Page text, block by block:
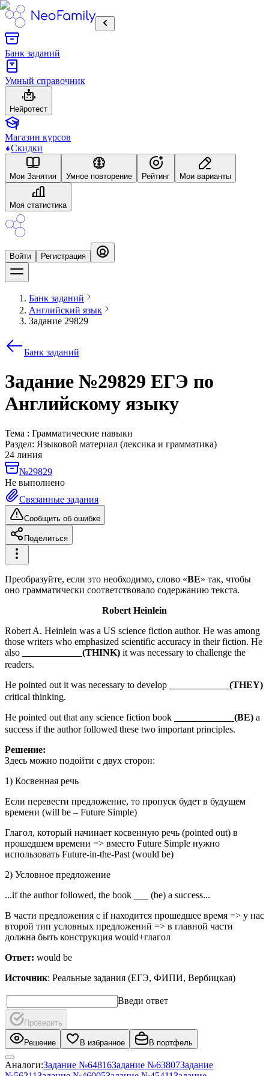
Банк заданий
Умный справочник
Нейротест
Магазин курсов
Скидки
Mои Занятия Умное повторение Рейтинг Мои варианты
Моя статистика
Войти Регистрация
Банк заданий
Английский язык
Задание 29829
Банк заданий
Задание №29829 ЕГЭ по
Английскому языку
Тема : Грамматические навыки
Раздел: Языковой материал (лексика и грамматика)
24 линия
№29829
Не выполнено
Связанные задания
Сообщить об ошибке
Поделиться
Преобразуйте, если это необходимо, слово «BE» так, чтобы
оно грамматически соответствовало содержанию текста.
Robert Heinlein
Robert A. Heinlein was a US science fiction author. He was among
those writers who emphasized scientific accuracy in their fiction. He
also
(THINK) it was necessary to challenge the
readers.
He pointed out it was necessary to develop
(THEY)
critical thinking.
He pointed out that any science fiction book
(BE) a
success if the author followed these two important principles.
Решение:
Здесь можно подойти с двух сторон:
1) Косвенная речь
Если перевести предложение, то пропуск будет в будущем
времени (will be – Future Simple)
Глагол, который начинает косвенную речь (pointed out) в
прошедшем времени => вместо Future Simple нужно
использовать Future-in-the-Past (would be)
2) Условное предложение
...if the author followed, the book ___ (be) a success...
В части предложения с if находится прошедшее время => у нас
второй тип условных предложений => в главной части
должна быть конструкция would+глагол
Ответ: would be
Источник: Реальные задания (ЕГЭ, ФИПИ, Вербицкая)
Введи ответ
Проверить
Решение В избранное В портфель
Аналоги:Задание №64816Задание №63807Задание